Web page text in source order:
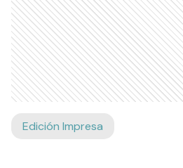
Edición Impresa